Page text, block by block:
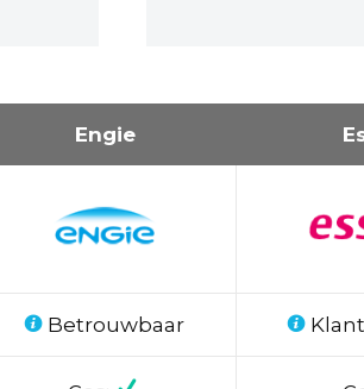
Engie
Betrouwbaar